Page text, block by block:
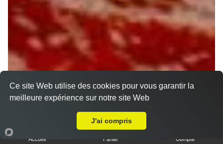
Accueil Panier Compte
Ce site Web utilise des cookies pour vous garantir la
meilleure expérience sur notre site Web
J'ai compris